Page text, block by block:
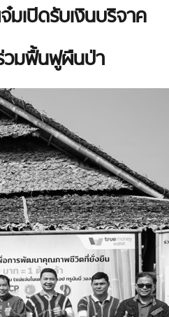
เปิดรับเงินบริจาค
วมฟื้นฟูผืนป่า